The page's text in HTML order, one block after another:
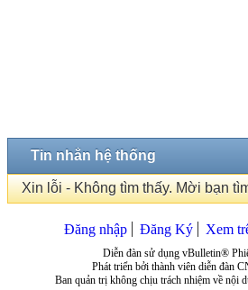
Tin nhắn hệ thống
Xin lỗi - Không tìm thấy. Mời bạn
Đăng nhập Đăng Ký Xem
Diễn đàn sử dụng vBulletin®
Phát triển bởi thành viên diễn đàn
Ban quản trị không chịu trách nhiệm về nội